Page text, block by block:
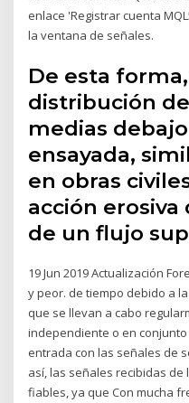
enlace 'Registrar cuenta
la ventana de señales.
De esta
distribución
medias
ensayada,
en obras
acción
de un flujo
19 Jun 2019 Actualización
y peor. de tiempo debido a
que se llevan a cabo
independiente o en
entrada con las señales de
así, las señales recibidas
fiables, ya que Con mucha